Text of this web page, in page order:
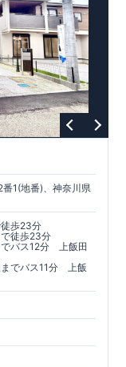
1(地番)、神奈川県
歩23分
徒歩23分
でバス12分 上飯田
までバス11分 上飯